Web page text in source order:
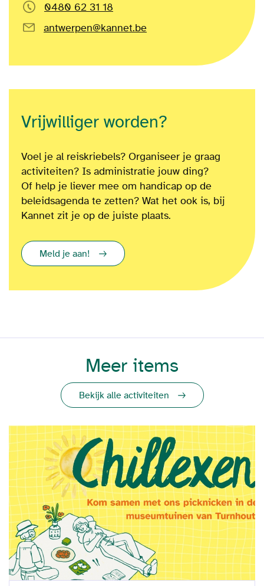
0480 62 31 18
antwerpen@kannet.be
Vrijwilliger worden?
Voel je al reiskriebels? Organiseer je graag
activiteiten? Is administratie jouw ding?
Of help je liever mee om handicap op de
beleidsagenda te zetten? Wat het ook is, bij
Kannet zit je op de juiste plaats.
Meld je aan!
Meer items
Bekijk alle activiteiten